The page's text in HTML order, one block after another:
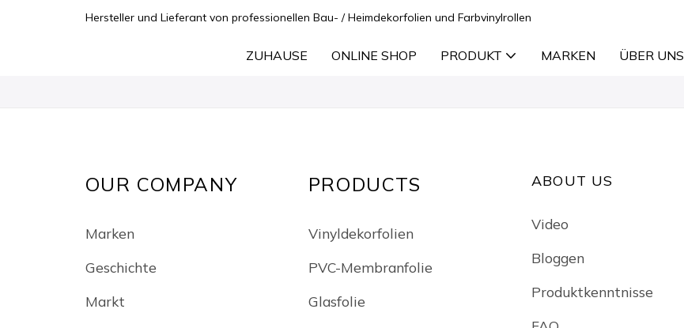
Hersteller und Lieferant von professionellen Bau- / Heimdekorfolien und Farbvinylrollen
ZUHAUSE ONLINE SHOP PRODUKT MARKEN ÜBER UNS
OUR COMPANY
Marken
Geschichte
Markt
PRODUCTS
Vinyldekorfolien
PVC-Membranfolie
Glasfolie
ABOUT US
Video
Bloggen
Produktkenntnisse